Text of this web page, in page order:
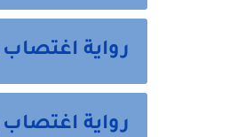
رواية اغتصاب
رواية اغتصاب